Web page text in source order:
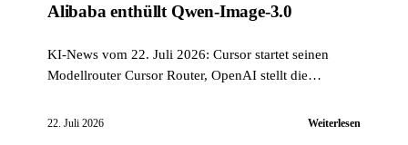
Alibaba enthüllt Qwen-Image-3.0
KI-News vom 22. Juli 2026: Cursor startet seinen
Modellrouter Cursor Router, OpenAI stellt die
Project Camellia vor, Alibaba enthüllt Qwen-Image-
22. Juli 2026 Weiterlesen